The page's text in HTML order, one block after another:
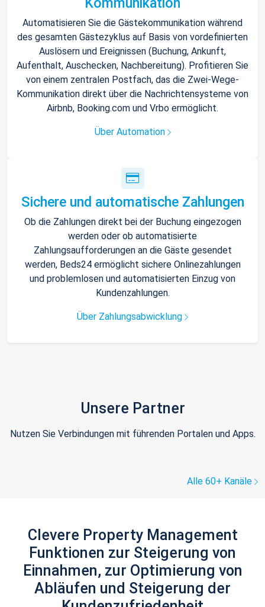
Automatisieren Sie die Gästekommunikation während
des gesamten Gästezyklus auf Basis von vordefinierten
Auslösern und Ereignissen (Buchung, Ankunft,
Aufenthalt, Auschecken, Nachbereitung). Profitieren Sie
von einem zentralen Postfach, das die Zwei-Wege-
Kommunikation direkt über die Nachrichtensysteme von
Airbnb, Booking.com und Vrbo ermöglicht.
Über Automation
Sichere und automatische Zahlungen
Ob die Zahlungen direkt bei der Buchung eingezogen
werden oder ob automatisierte
Zahlungsaufforderungen an die Gäste gesendet
werden, Beds24 ermöglicht sichere Onlinezahlungen
und problemlosen und automatisierten Einzug von
Kundenzahlungen.
Über Zahlungsabwicklung
Unsere Partner
Nutzen Sie Verbindungen mit führenden Portalen und Apps.
Alle 60+ Kanäle
Clevere Property Management
Funktionen zur Steigerung von
Einnahmen, zur Optimierung von
Abläufen und Steigerung der